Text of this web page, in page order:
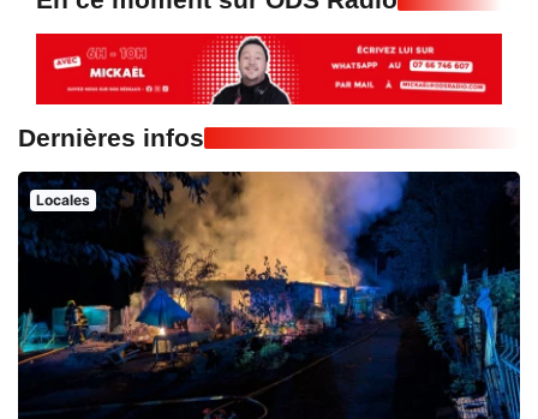
Dernières infos
Locales